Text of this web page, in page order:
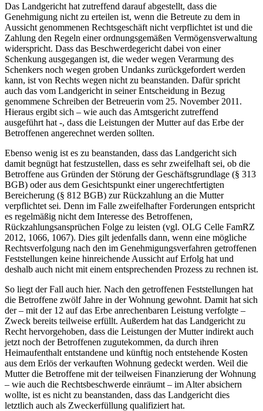
Das Landgericht hat zutreffend darauf abgestellt, dass die
Genehmigung nicht zu erteilen ist, wenn die Betreute zu dem in
Aussicht genommenen Rechtsgeschäft nicht verpflichtet ist und die
Zahlung den Regeln einer ordnungsgemäßen Vermögensverwaltung
widerspricht. Dass das Beschwerdegericht dabei von einer
Schenkung ausgegangen ist, die weder wegen Verarmung des
Schenkers noch wegen groben Undanks zurückgefordert werden
kann, ist von Rechts wegen nicht zu beanstanden. Dafür spricht
auch das vom Landgericht in seiner Entscheidung in Bezug
genommene Schreiben der Betreuerin vom 25. November 2011.
Hieraus ergibt sich – wie auch das Amtsgericht zutreffend
ausgeführt hat -, dass die Leistungen der Mutter auf das Erbe der
Betroffenen angerechnet werden sollten.
Ebenso wenig ist es zu beanstanden, dass das Landgericht sich
damit begnügt hat festzustellen, dass es sehr zweifelhaft sei, ob die
Betroffene aus Gründen der Störung der Geschäftsgrundlage (§ 313
BGB) oder aus dem Gesichtspunkt einer ungerechtfertigten
Bereicherung (§ 812 BGB) zur Rückzahlung an die Mutter
verpflichtet sei. Denn im Falle zweifelhafter Forderungen entspricht
es regelmäßig nicht dem Interesse des Betroffenen,
Rückzahlungsansprüchen Folge zu leisten (vgl. OLG Celle FamRZ
2012, 1066, 1067). Dies gilt jedenfalls dann, wenn eine mögliche
Rechtsverfolgung nach den im Genehmigungsverfahren getroffenen
Feststellungen keine hinreichende Aussicht auf Erfolg hat und
deshalb auch nicht mit einem entsprechenden Prozess zu rechnen ist.
So liegt der Fall auch hier. Nach den getroffenen Feststellungen hat
die Betroffene zwölf Jahre in der Wohnung gewohnt. Damit hat sich
der – mit der 12 auf das Erbe anrechenbaren Leistung verfolgte –
Zweck bereits teilweise erfüllt. Außerdem hat das Landgericht zu
Recht hervorgehoben, dass die Leistungen der Mutter indirekt auch
jetzt noch der Betroffenen zugutekommen, da durch ihren
Heimaufenthalt entstandene und künftig noch entstehende Kosten
aus dem Erlös der verkauften Wohnung gedeckt werden. Weil die
Mutter die Betroffene mit der teilweisen Finanzierung der Wohnung
– wie auch die Rechtsbeschwerde einräumt – im Alter absichern
wollte, ist es nicht zu beanstanden, dass das Landgericht dies
letztlich auch als Zweckerfüllung qualifiziert hat.